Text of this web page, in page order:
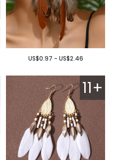
US$0.97 - US$2.46
11+